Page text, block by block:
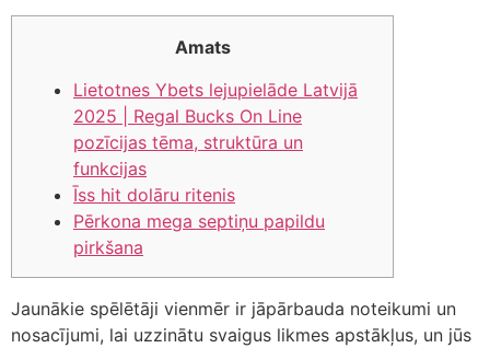
Amats
Lietotnes Ybets lejupielāde Latvijā
2025 | Regal Bucks On Line
pozīcijas tēma, struktūra un
funkcijas
Īss hit dolāru ritenis
Pērkona mega septiņu papildu
pirkšana
Jaunākie spēlētāji vienmēr ir jāpārbauda noteikumi un
nosacījumi, lai uzzinātu svaigus likmes apstākļus, un jūs